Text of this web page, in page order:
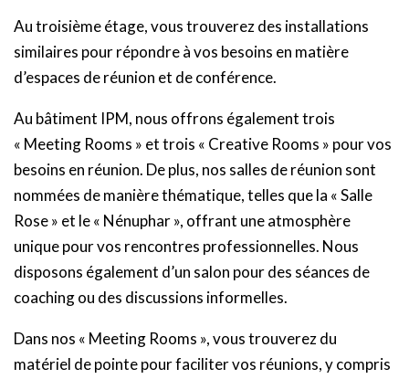
Au troisième étage, vous trouverez des installations
similaires pour répondre à vos besoins en matière
d’espaces de réunion et de conférence.
Au bâtiment IPM, nous offrons également trois
« Meeting Rooms » et trois « Creative Rooms » pour vos
besoins en réunion. De plus, nos salles de réunion sont
nommées de manière thématique, telles que la « Salle
Rose » et le « Nénuphar », offrant une atmosphère
unique pour vos rencontres professionnelles. Nous
disposons également d’un salon pour des séances de
coaching ou des discussions informelles.
Dans nos « Meeting Rooms », vous trouverez du
matériel de pointe pour faciliter vos réunions, y compris